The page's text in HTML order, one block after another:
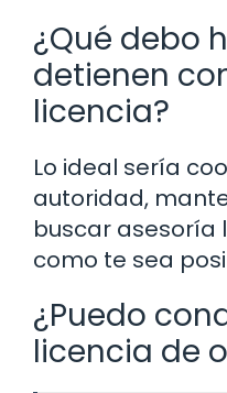
¿Qué debo
detienen
licencia?
Lo ideal sería
autoridad,
buscar asesoría
como te sea
¿Puedo
licencia de